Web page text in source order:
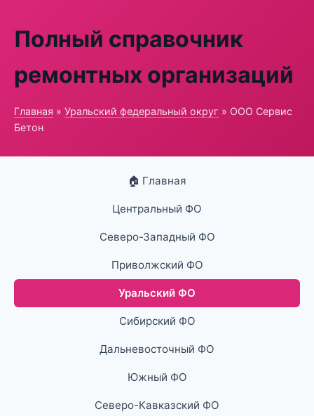
Полный справочник
ремонтных организаций
Главная » Уральский федеральный округ » ООО Сервис
Бетон
🏠 Главная
Центральный ФО
Северо-Западный ФО
Приволжский ФО
Уральский ФО
Сибирский ФО
Дальневосточный ФО
Южный ФО
Северо-Кавказский ФО